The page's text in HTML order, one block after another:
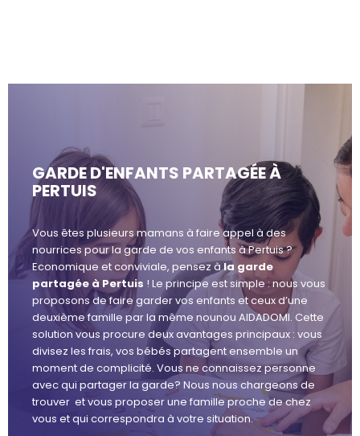
GARDE D'ENFANTS PARTAGÉE À
PERTUIS
Vous êtes plusieurs mamans à faire appel à des
nourrices pour la garde de vos enfants à Pertuis ?
Economique et conviviale, pensez àla garde
partagée à Pertuis ! Le principe est simple : nous vous
proposons de faire garder vos enfants et ceux d’une
deuxième famille par la même nounou AIDADOMI. Cette
solution vous procure deux avantages principaux : vous
divisez les frais, vos bébés partagent ensemble un
moment de complicité. Vous ne connaissez personne
avec qui partager la garde? Nous nous chargeons de
trouver et vous proposer une famille proche de chez
vous et qui correspondra à votre situation.